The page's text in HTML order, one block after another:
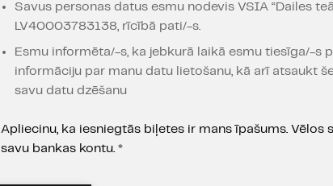
Savus personas datus esmu nodevis VSIA “Dailes
LV40003783138, rīcībā pati/-s.
Esmu informēta/-s, ka jebkurā laikā esmu tiesīga/-s
informāciju par manu datu lietošanu, kā arī atsaukt
savu datu dzēšanu
Apliecinu, ka iesniegtās biļetes ir mans īpašums. Vēlos
savu bankas kontu. *